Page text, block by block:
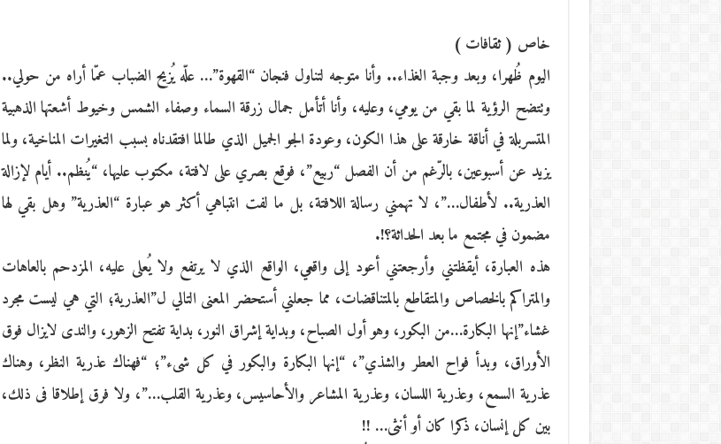
خاص ( ثقافات )
اليوم ظُهرا، وبعد وجبة الغذاء.. وأنا متوجه لتناول فنجان “القهوة”… علّه يُزيح الضباب عمّا أراه من حولي..
وتتضح الرؤية لما بقي من يومي، وعليه، وأنا أتأمل جمال زرقة السماء وصفاء الشمس وخيوط أشعتها الذهبية
المتسربلة في أناقة خارقة على هذا الكون، وعودة الجو الجميل الذي طالما افتقدناه بسبب التغيرات المناخية، ولما
يزيد عن أسبوعين، بالرّغم من أن الفصل “ربيع”، فوقع بصري على لافتة، مكتوب عليها، “يُنظم.. أيام لإزالة
العذرية.. لأطفال…”، لا تهمني رسالة اللافتة، بل ما لفت انتباهي أكثر هو عبارة “العذرية” وهل بقي لها
مضمون في مجتمع ما بعد الحداثة؟!.
هذه العبارة، أيقظتني وأرجعتني أعود إلى واقعي، الواقع الذي لا يرتفع ولا يُعلى عليه، المزدحم بالعاهات
والمتراكم بالخصاص والمتقاطع بالمتناقضات، مما جعلني أستحضر المعنى التالي ل”العذرية؛ التي هي ليست مجرد
غشاء”إنها البكارة…من البكور، وهو أول الصباح، وبداية إشراق النور، بداية تفتح الزهور، والندى لايزال فوق
الأوراق، وبدأ فواح العطر والشذي”، “إنها البكارة والبكور في كل شىء”؛ “فهناك عذرية النظر، وهناك
عذرية السمع، وعذرية اللسان، وعذرية المشاعر والأحاسيس، وعذرية القلب…”، ولا فرق إطلاقا فى ذلك،
بين كل إنسان، ذكرا كان أو أنثى… !!